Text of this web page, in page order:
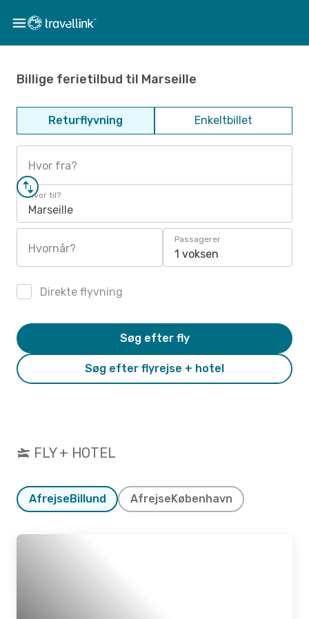
Billige ferietilbud til Marseille
Returflyvning Enkeltbillet
Hvor fra?
Hvor til?
Marseille
Hvornår?
Passagerer
1 voksen
Direkte flyvning
Søg efter flyrejse + hotel
Søg efter fly
FLY + HOTEL
Afrejse Billund Afrejse København